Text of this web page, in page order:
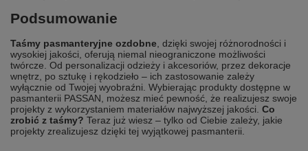
Podsumowanie
Taśmy pasmanteryjne ozdobne , dzięki swojej różnorodności i
wysokiej jakości, oferują niemal nieograniczone możliwości
twórcze. Od personalizacji odzieży i akcesoriów, przez dekoracje
wnętrz, po sztukę i rękodzieło – ich zastosowanie zależy
wyłącznie od Twojej wyobraźni. Wybierając produkty dostępne w
pasmanterii PASSAN , możesz mieć pewność, że realizujesz swoje
projekty z wykorzystaniem materiałów najwyższej jakości. Co
zrobić z taśmy? Teraz już wiesz – tylko od Ciebie zależy, jakie
projekty zrealizujesz dzięki tej wyjątkowej pasmanterii.